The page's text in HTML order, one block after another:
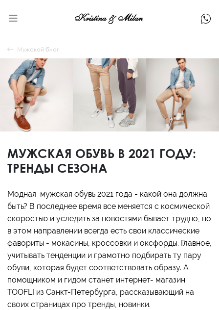
Мужской блог
МУЖСКАЯ ОБУВЬ В 2021 ГОДУ:
ТРЕНДЫ СЕЗОНА
Модная мужская обувь 2021 года - какой она должна
быть? В последнее время все меняется с космической
скоростью и уследить за новостями бывает трудно, но
в этом направлении всегда есть свои классические
фавориты - мокасины, кроссовки и оксфорды. Главное,
учитывать тенденции и грамотно подбирать ту пару
обуви, которая будет соответствовать образу. А
помощником и гидом станет интернет- магазин
TOOFLI из Санкт-Петербурга, рассказывающий на
своих страницах про тренды, новинки.